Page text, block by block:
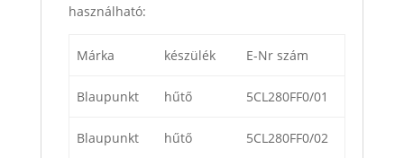
használható:
Márka készülék E-Nr szám
Blaupunkt hűtő 5CL280FF0/01
Blaupunkt hűtő 5CL280FF0/02